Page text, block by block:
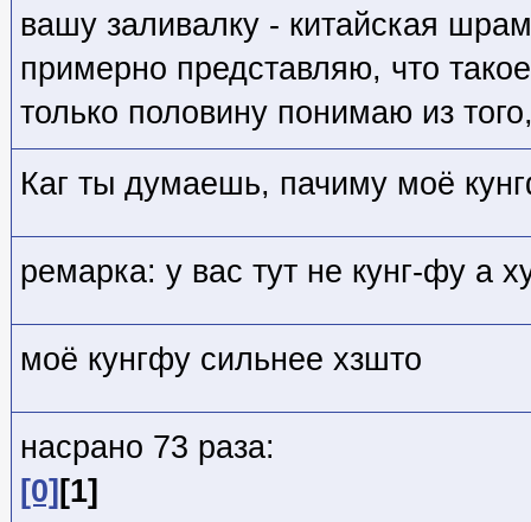
вашу заливалку - китайская
примерно представляю, что
только половину понимаю из
Каг ты думаешь, пачиму моё
ремарка: у вас тут не кунг-фу а
моё кунгфу сильнее хзшто
насрано 73 раза:
[0] [1]